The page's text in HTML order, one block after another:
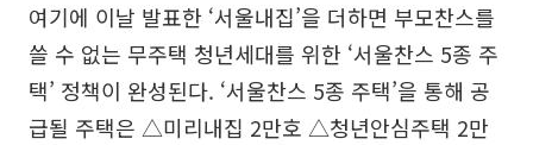
여기에 이날 발표한 ‘서울내집’을 더하면 부모찬스를
쓸 수 없는 무주택 청년세대를 위한 ‘서울찬스 5종 주
택’ 정책이 완성된다. ‘서울찬스 5종 주택’을 통해 공
급될 주택은 △미리내집 2만호 △청년안심주택 2만